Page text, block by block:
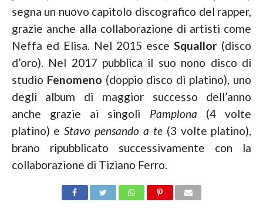
segna un nuovo capitolo discografico del rapper,
grazie anche alla collaborazione di artisti come
Neffa ed Elisa. Nel 2015 esceSquallor (disco
d’oro). Nel 2017 pubblica il suo nono disco di
studio Fenomeno (doppio disco di platino), uno
degli album di maggior successo dell’anno
anche grazie ai singoli Pamplona (4 volte
platino) eStavo pensando a te(3 volte platino),
brano ripubblicato successivamente con la
collaborazione di Tiziano Ferro.